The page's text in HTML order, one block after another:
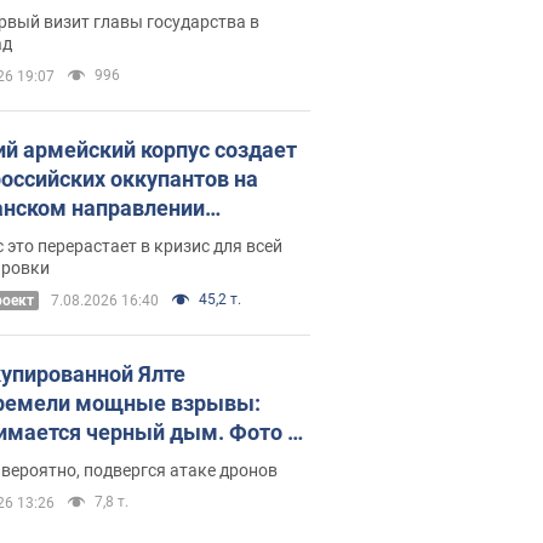
визит главы государства в
19:07 996
армейский корпус создает
оккупантов на
направлении
дискомфорт: как это
это перерастает в кризис для всей
7.08.2026 16:40 45,2 т.
Ялте
мощные взрывы:
черный дым. Фото и
подвергся атаке дронов
13:26 7,8 т.